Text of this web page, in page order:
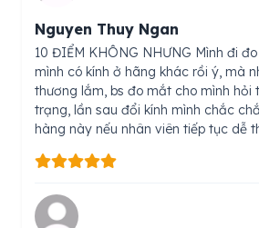
Nguyen Thuy Ngan
10 ĐIỂM KHÔNG NHƯNG Mình đi
mình có kính ở hãng khác rồi ý, mà
thương lắm, bs đo mắt cho mình hỏi
trạng, lần sau đổi kính mình chắc
hàng này nếu nhân viên tiếp tục dễ